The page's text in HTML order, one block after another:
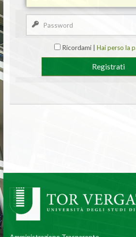
Ricordami | Hai perso la